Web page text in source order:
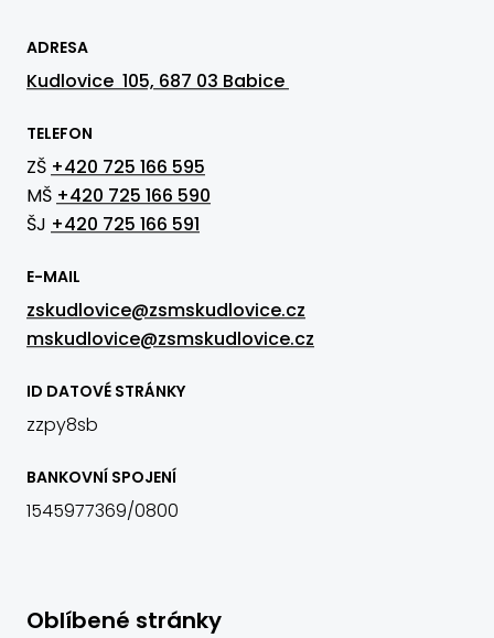
ADRESA
Kudlovice 105, 687 03 Babice
TELEFON
ZŠ +420 725 166 595
MŠ +420 725 166 590
ŠJ +420 725 166 591
E-MAIL
zskudlovice@zsmskudlovice.cz
mskudlovice@zsmskudlovice.cz
ID DATOVÉ STRÁNKY
zzpy8sb
BANKOVNÍ SPOJENÍ
1545977369/0800
Oblíbené stránky